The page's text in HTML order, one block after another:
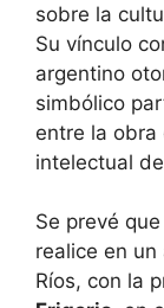
sobre la
Su vínculo
argentino
simbólico
entre la obra
intelectual
Se prevé
realice en
Ríos, con la